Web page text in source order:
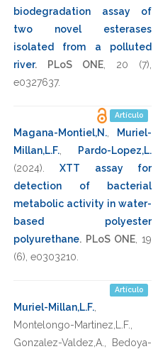
biodegradation assay of
two novel esterases
isolated from a polluted
river. PLoS ONE 20 (7),
e0327637.
Artículo
Magana-Montiel,N.
Muriel-
Millan,L.F.
Pardo-Lopez,L.
(2024) .XTT assay for
detection of bacterial
metabolic activity in water-
based polyester
polyurethane. PLoS ONE 19
(6), e0303210
Artículo
Muriel-Millan,L.F.
Montelongo-Martinez,L.F.
Gonzalez-Valdez,A.
Bedoya-